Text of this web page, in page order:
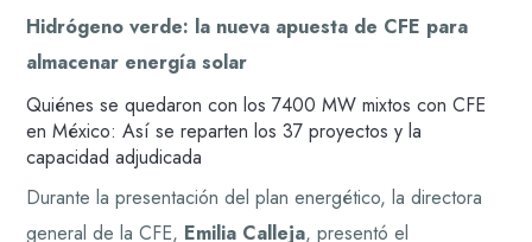
Hidrógeno verde: la nueva apuesta de CFE para
almacenar energía solar
Quiénes se quedaron con los 7400 MW mixtos con CFE
en México: Así se reparten los 37 proyectos y la
capacidad adjudicada
Durante la presentación del plan energético, la directora
general de la CFE, Emilia Calleja, presentó el